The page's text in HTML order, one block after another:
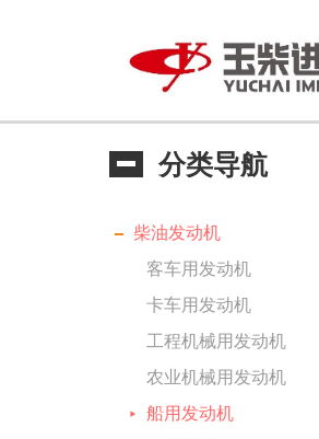
分类导航
柴油发动机
客车用发动机
卡车用发动机
工程机械用发动机
农业机械用发动机
船用发动机